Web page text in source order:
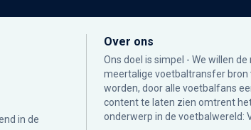
in de
Over ons
Ons doel is simpel - We willen de
meertalige voetbaltransfer bron
worden, door alle voetbalfans
content te laten zien omtrent
onderwerp in de voetbalwereld: